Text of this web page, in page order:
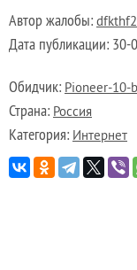
Автор жалобы:
Дата публикации: 30-
Обидчик: Pioneer-10-
Страна: Россия
Категория: Интернет